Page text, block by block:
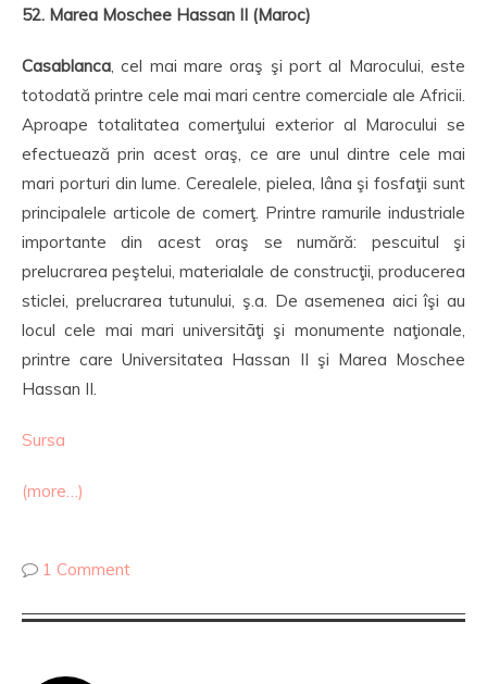
52. Marea Moschee Hassan II (Maroc)
Casablanca, cel mai mare oraş şi port al Marocului, este
totodată printre cele mai mari centre comerciale ale Africii.
Aproape totalitatea comerţului exterior al Marocului se
efectuează prin acest oraş, ce are unul dintre cele mai
mari porturi din lume. Cerealele, pielea, lâna şi fosfaţii sunt
principalele articole de comerţ. Printre ramurile industriale
importante din acest oraş se numără: pescuitul şi
prelucrarea peştelui, materialale de construcţii, producerea
sticlei, prelucrarea tutunului, ş.a. De asemenea aici îşi au
locul cele mai mari universitãţi şi monumente naţionale,
printre care Universitatea Hassan II şi Marea Moschee
Hassan II.
Sursa
(more…)
1 Comment